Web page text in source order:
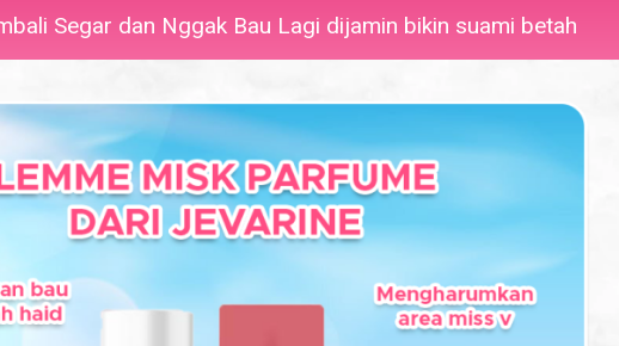
Segar dan Nggak Bau Lagi dijamin bikin suami betah